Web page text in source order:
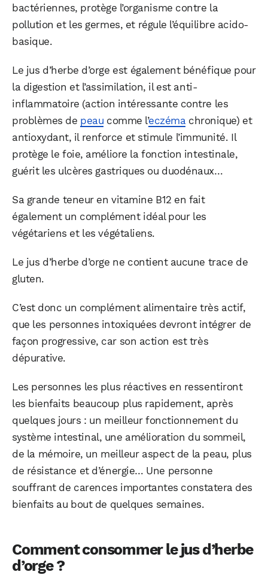
bactériennes, protège l’organisme contre la
pollution et les germes, et régule l’équilibre acido-
basique.
Le jus d’herbe d’orge est également bénéfique pour
la digestion et l’assimilation, il est anti-
inflammatoire (action intéressante contre les
problèmes de peau comme l’eczéma chronique) et
antioxydant, il renforce et stimule l’immunité. Il
protège le foie, améliore la fonction intestinale,
guérit les ulcères gastriques ou duodénaux…
Sa grande teneur en vitamine B12 en fait
également un complément idéal pour les
végétariens et les végétaliens.
Le jus d’herbe d’orge ne contient aucune trace de
gluten.
C’est donc un complément alimentaire très actif,
que les personnes intoxiquées devront intégrer de
façon progressive, car son action est très
dépurative.
Les personnes les plus réactives en ressentiront
les bienfaits beaucoup plus rapidement, après
quelques jours : un meilleur fonctionnement du
système intestinal, une amélioration du sommeil,
de la mémoire, un meilleur aspect de la peau, plus
de résistance et d’énergie… Une personne
souffrant de carences importantes constatera des
bienfaits au bout de quelques semaines.
Comment consommer le jus d’herbe
d’orge ?